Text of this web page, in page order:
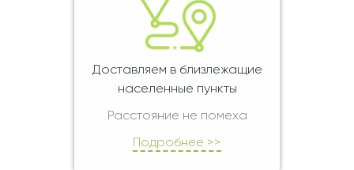
Доставляем в близлежащие
населенные пункты
Расстояние не помеха
Подробнее >>